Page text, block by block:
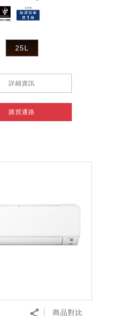
25L
詳細資訊
購買通路
商品對比